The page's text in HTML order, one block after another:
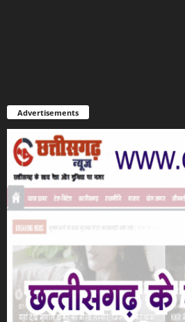
Advertisements